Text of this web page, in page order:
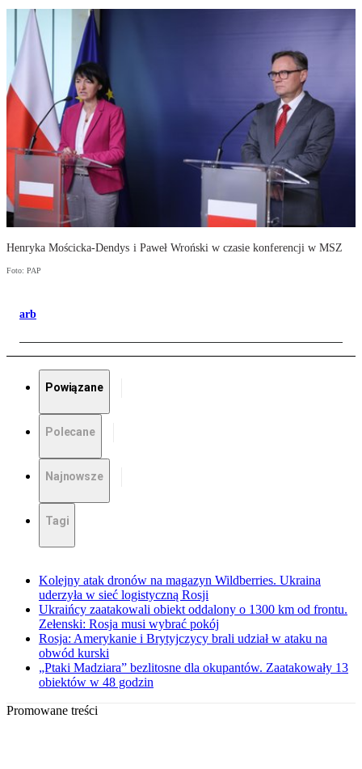
Henryka Mościcka-Dendys i Paweł Wroński w czasie konferencji w MSZ
Foto: PAP
arb
Powiązane
Polecane
Najnowsze
Tagi
Kolejny atak dronów na magazyn Wildberries. Ukraina
uderzyła w sieć logistyczną Rosji
Ukraińcy zaatakowali obiekt oddalony o 1300 km od frontu.
Zełenski: Rosja musi wybrać pokój
Rosja: Amerykanie i Brytyjczycy brali udział w ataku na
obwód kurski
„Ptaki Madziara” bezlitosne dla okupantów. Zaatakowały 13
obiektów w 48 godzin
Promowane treści